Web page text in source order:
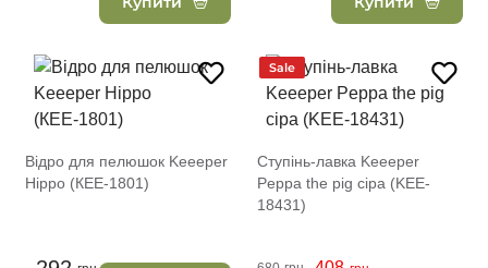
Відро для пелюшок Keeeper
Hippo (КЕЕ-1801)
Sale
Ступінь-лавка Keeeper
Peppa the pig сіра (KEE-
18431)